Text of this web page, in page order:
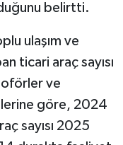
belirtti.
ulaşım ve
ticari araç sayısı
ve
göre, 2024
sayısı 2025